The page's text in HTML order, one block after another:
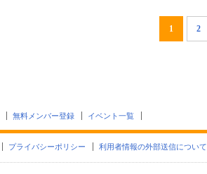
1 2
無料メンバー登録 イベント一覧
プライバシーポリシー 利用者情報の外部送信について